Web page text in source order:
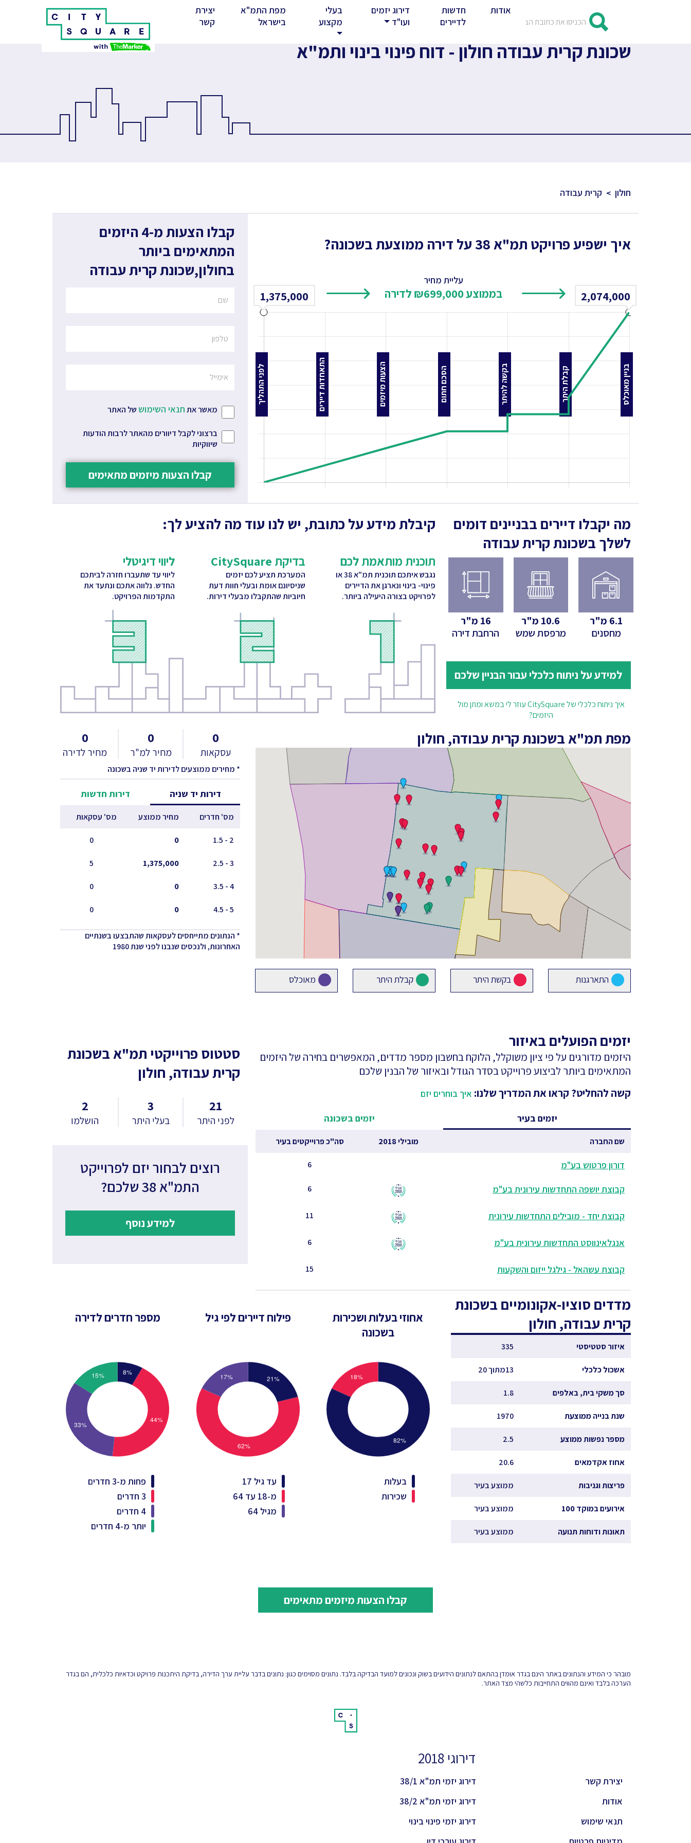
יצירת
קשר(current)
מפת התמ"א
בישראל
בעלי
מקצוע
דירוג יזמים
ועו"ד
חדשות
לדיירים
אודות
שכונת קרית עבודה חולון - דוח פינוי בינוי ותמ"א
חולון קרית עבודה
איך ישפיע פרויקט תמ"א 38 על דירה ממוצעת בשכונה?
2,074,000
עליית מחיר
בממוצע ₪699,000 לדירה 1,375,000
לפני התהליך התאחדות דיירים הצעות מיזמים הסכם חתום בקשה להיתר קבלת היתר בניין מאוכלס
קבלו הצעות מ-4 היזמים
המתאימים ביותר
בחולון,שכונת קרית עבודה
מאשר אתתנאי השימוש של האתר
ברצוני לקבל דיוורים מהאתר לרבות הודעות
שיווקיות
קבלו הצעות מיזמים מתאימים
מה יקבלו דיירים בבניינים דומים
לשלך בשכונת קרית עבודה
6.1 מ"ר
מחסנים
10.6 מ"ר
מרפסת שמש
16 מ"ר
הרחבת דירה
למידע על ניתוח כלכלי עבור הבניין שלכם
איך ניתוח כלכלי של CitySquare עוזר לי במשא ומתן מול
היזמים?
קיבלת מידע על כתובת, יש לנו עוד מה להציע לך:
תוכנית מותאמת לכם
נגבש איתכם תוכנית תמ"א 38 או
פינוי- בינוי ונארגן את הדיירים
לפרויקט בצורה היעילה ביותר.
בדיקת CitySquare
המערכת תציע לכם יזמים
שניסיונם אומת ובעלי חוות דעת
חיוביות שהתקבלו מבעלי דירות.
ליווי דיגיטלי
ליווי עד שתעברו חזרה לביתכם
החדש. נלווה אתכם ונתעד את
התקדמות הפרויקט.
מפת תמ"א בשכונת קרית עבודה, חולון
התארגנות בקשת היתר קבלת היתר מאוכלס
0
עסקאות
0
מחיר למ"ר
0
מחיר לדירה
* מחירים ממוצעים לדירות יד שניה בשכונה
דירות יד שניה דירות חדשות
מס' חדרים מחיר ממוצע מס' עסקאות
2 - 1.5
0
0
3 - 2.5
1,375,000
5
4 - 3.5
0
0
5 - 4.5
0
0
* הנתונים מתייחסים לעסקאות שהתבצעו בשנתיים
האחרונות, ולנכסים שנבנו לפני שנת 1980
יזמים הפועלים באיזור
היזמים מדורגים על פי ציון משוקלל, הלוקח בחשבון מספר מדדים, המאפשרים בחירה של היזמים
המתאימים ביותר לביצוע פרוייקט בסדר הגודל ובאיזור של הבנין שלכם
קשה להחליט? קראו את המדריך שלנו: איך בוחרים יזם
יזמים בעיר יזמים בשכונה
שם החברה מובילי 2018 סה"כ פרוייקטים בעיר
דורון פרטוש בע"מ 6
קבוצת יושפה התחדשות עירונית בע"מ 6
קבוצת יחד - מובילים התחדשות עירונית 11
אנגלאינווסט התחדשות עירונית בע"מ 6
קבוצת עשהאל - גילגל ייזום והשקעות 15
סטטוס פרוייקטי תמ"אבשכונת
קרית עבודה, חולון
21
לפני היתר
3
בעלי היתר
2
הושלמו
רוצים לבחור יזם לפרוייקט
התמ"א 38 שלכם?
למידע נוסף
מדדים סוציו-אקונומיים בשכונת
קרית עבודה, חולון
איזור סטטיסטי 335
אשכול כלכלי 13מתוך 20
סך משקי בית, באלפים 1.8
שנת בנייה ממוצעת 1970
מספר נפשות ממוצע 2.5
אחוז אקדמאים 20.6
פריצות וגניבות ממוצע בעיר
אירועים במוקד 100 ממוצע בעיר
תאונות ודוחות תנועה ממוצע בעיר
אחוזי בעלות ושכירות
בשכונה
בעלות
שכירות
פילוח דיירים לפי גיל
עד גיל 17
מ-18 עד 64
מגיל 64
מספר חדרים לדירה
פחות מ-3 חדרים
3 חדרים
4 חדרים
יותר מ-4 חדרים
קבלו הצעות מיזמים מתאימים
מובהר כי המידע והנתונים באתר הינם בגדר אומדן בהתאם לנתונים הידועים בשוק ונכונים למועד הבדיקה בלבד. נתונים מסוימים כגון: נתונים בדבר עליית ערך הדירה, בדיקת היתכנות פרויקט וכדאיות כלכלית, הם בגדר
הערכה בלבד ואינם מהווים התחייבות כלשהי מצד האתר.
יצירת קשר
אודות
תנאי שימוש
דירוגי 2018
דירוג יזמי תמ"א 38/1
דירוג יזמי תמ"א 38/2
דירוג יזמי פינוי בינוי